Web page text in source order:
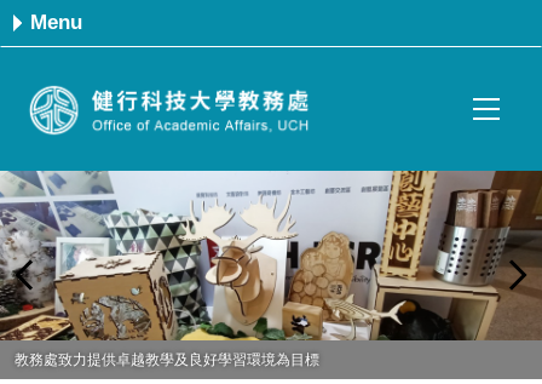
跳
到
要
區
Menu
教務處致力提供卓越教學及良好學習環境為目標